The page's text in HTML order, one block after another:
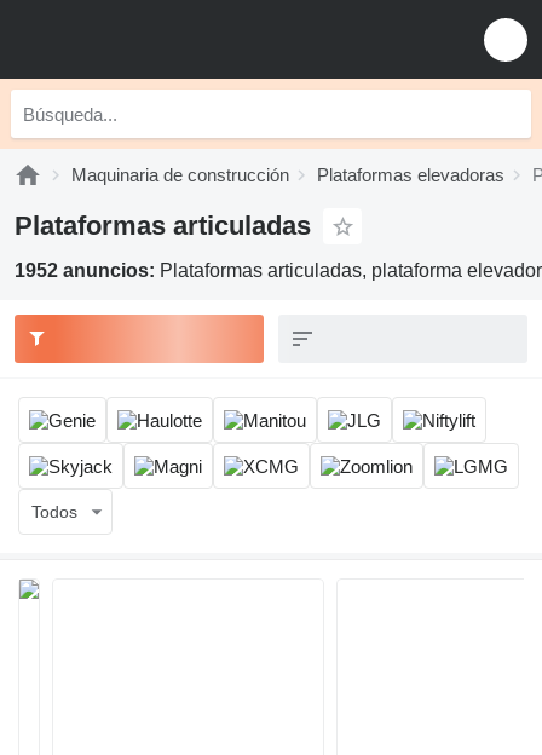
Maquinaria de construcción Plataformas elevadoras
Plataformas articuladas
1952 anuncios: Plataformas articuladas, plataforma
Todos